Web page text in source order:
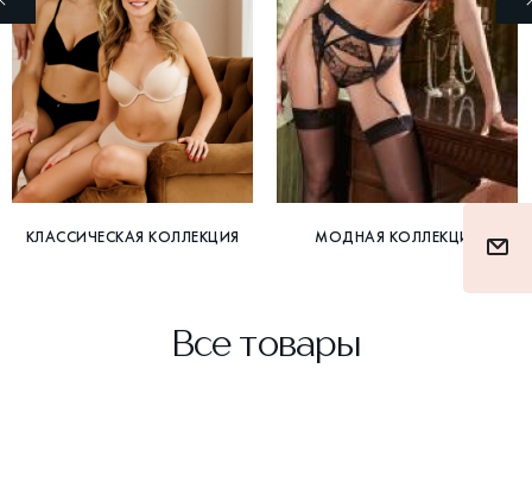
КЛАССИЧЕСКАЯ КОЛЛЕКЦИЯ МОДНАЯ КОЛЛЕКЦИЯ
Все товары